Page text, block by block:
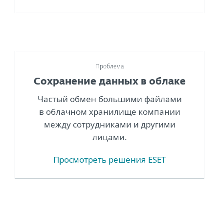
Проблема
Сохранение данных в облаке
Частый обмен большими файлами
в облачном хранилище компании
между сотрудниками и другими
лицами.
Просмотреть решения ESET